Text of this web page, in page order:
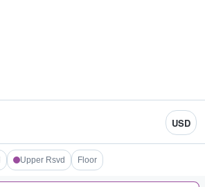
USD
Upper Rsvd Floor